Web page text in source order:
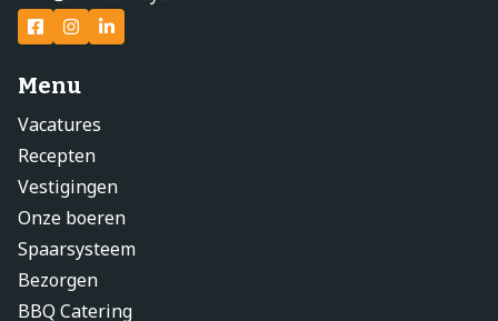
Menu
Vacatures
Recepten
Vestigingen
Onze boeren
Spaarsysteem
Bezorgen
BBQ Catering